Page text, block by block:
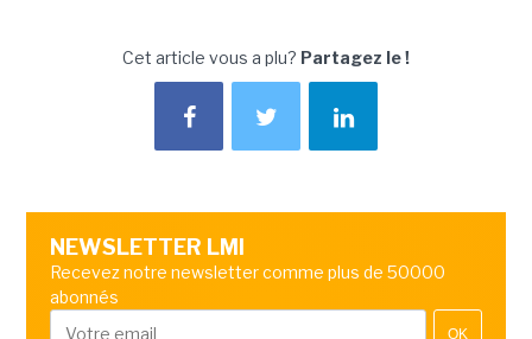
Cet article vous a plu? Partagez le !
NEWSLETTER LMI
Recevez notre newsletter comme plus de 50000
abonnés
OK